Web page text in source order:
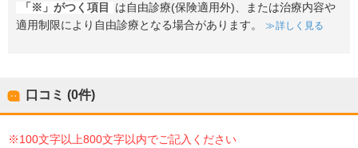
「※」がつく項目
は自由診療(保険適用外)、または治療内容や
適用制限により自由診療となる場合があります。
詳しく見る
口コミ (0件)
※100文字以上800文字以内でご記入ください